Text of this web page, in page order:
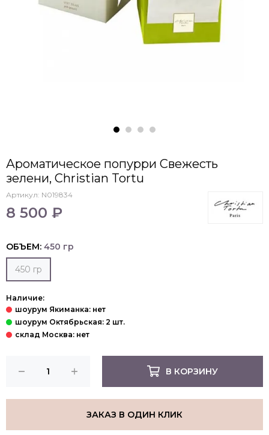
Ароматическое попурри Свежесть
зелени, Christian Tortu
Артикул: N019834
8 500 ₽
ОБЪЕМ: 450 гр
450 гр
Наличие:
В КОРЗИНУ
ЗАКАЗ В ОДИН КЛИК